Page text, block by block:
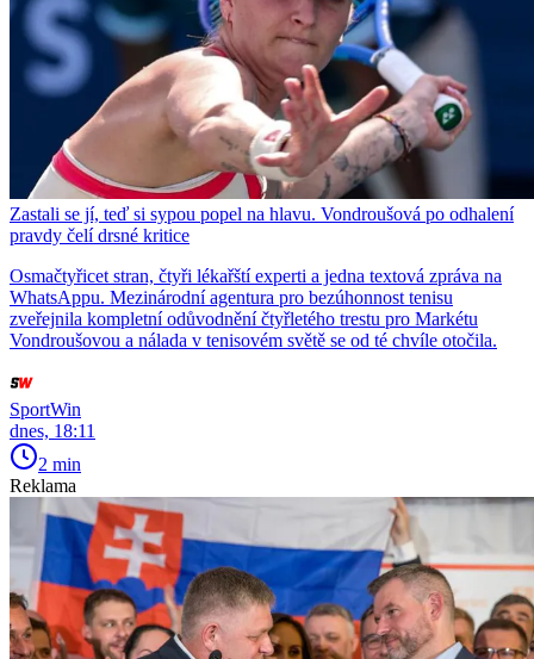
Zastali se jí, teď si sypou popel na hlavu. Vondroušová po odhalení
pravdy čelí drsné kritice
Osmačtyřicet stran, čtyři lékařští experti a jedna textová zpráva na
WhatsAppu. Mezinárodní agentura pro bezúhonnost tenisu
zveřejnila kompletní odůvodnění čtyřletého trestu pro Markétu
Vondroušovou a nálada v tenisovém světě se od té chvíle otočila.
SportWin
dnes, 18:11
2 min
Reklama